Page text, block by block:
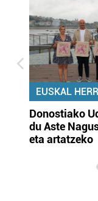
EUSKAL
Donostiako
du Aste
eta artatzeko